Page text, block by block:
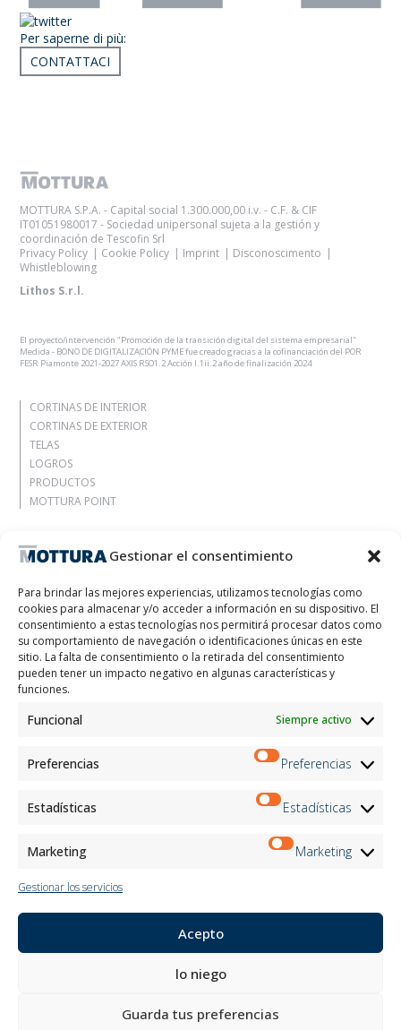
Gestionar el consentimiento
Para brindar las mejores experiencias, utilizamos tecnologías como
cookies para almacenar y/o acceder a información en su dispositivo. El
consentimiento a estas tecnologías nos permitirá procesar datos como
su comportamiento de navegación o identificaciones únicas en este
sitio. La falta de consentimiento o la retirada del consentimiento
pueden tener un impacto negativo en algunas características y
funciones.
Funcional Siempre activo
Preferencias Preferencias
Estadísticas Estadísticas
Marketing Marketing
Gestionar los servicios
Acepto
lo niego
Guarda tus preferencias
Per saperne di più:
CONTATTACI
MOTTURA S.P.A. - Capital social 1.300.000,00 i.v. - C.F. & CIF
IT01051980017 - Sociedad unipersonal sujeta a la gestión y
coordinación de Tescofin Srl
Privacy Policy
Cookie Policy Imprint
Disconoscimento
Whistleblowing
Lithos S.r.l.
El proyecto/intervención "Promoción de la transición digital del sistema empresarial"
Medida - BONO DE DIGITALIZACIÓN PYME fue creado gracias a la cofinanciación del POR
FESR Piamonte 2021-2027 AXIS RSO1.2 Acción I.1ii.2 año de finalización 2024
CORTINAS DE INTERIOR
CORTINAS DE EXTERIOR
TELAS
LOGROS
PRODUCTOS
MOTTURA POINT
Agencia
Déjate inspirar
Contactos
Trabaja con nosotros
Área reservada
Certificaciones
M2Net
Child Safety
Customer Information
Information for Candidates
Register Information